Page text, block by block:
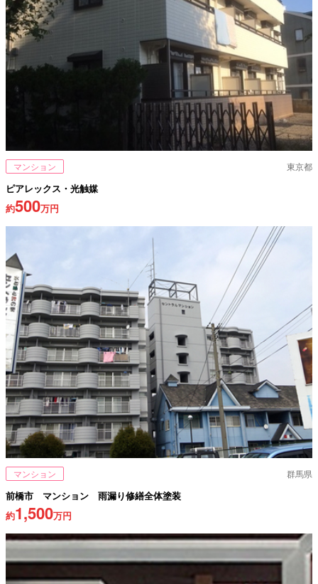
マンション 東京都
ピアレックス・光触媒
約500万円
マンション 群馬県
前橋市 マンション 雨漏り修繕全体塗装
約1,500万円